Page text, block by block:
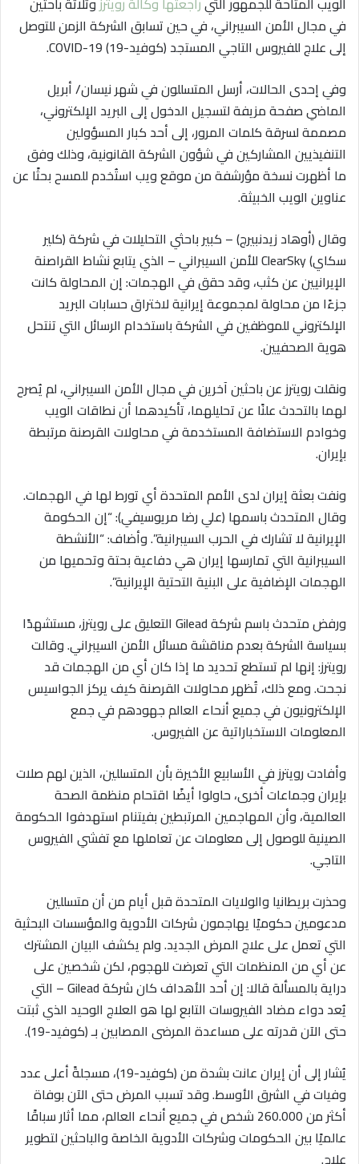
في مجال الأمن السيبراني، في حين تسابق الشركة الزمن للتوصل
إلى علاج للفيروس التاجي المستجد (كوفيد-19) COVID-19.
وفي إحدى الحالات، أرسل المتسللون في شهر نيسان/ أبريل
الماضي صفحة مزيفة لتسجيل الدخول إلى البريد الإلكتروني،
مصممة لسرقة كلمات المرور، إلى أحد كبار المسؤولين
التنفيذيين المشاركين في شؤون الشركة القانونية، وذلك وفق
ما أظهرت نسخة مؤرشفة من موقع ويب استُخدم للمسح بحثًا عن
عناوين الويب الخبيثة.
وقال (أوهاد زيدنبيرج) – كبير باحثي التحليلات في شركة (كلير
سكاي) ClearSky للأمن السيبراني – الذي يتابع نشاط القراصنة
الإيرانيين عن كثب، وقد حقق في الهجمات: إن المحاولة كانت
جزءًا من محاولة لمجموعة إيرانية لاختراق حسابات البريد
الإلكتروني للموظفين في الشركة باستخدام الرسائل التي تنتحل
هوية الصحفيين.
ونقلت رويترز عن باحثين آخرين في مجال الأمن السيبراني، لم يُصرح
لهما بالتحدث علنًا عن تحليلهما، تأكيدهما أن نطاقات الويب
وخوادم الاستضافة المستخدمة في محاولات القرصنة مرتبطة
بإيران.
ونفت بعثة إيران لدى الأمم المتحدة أي تورط لها في الهجمات.
وقال المتحدث باسمها (علي رضا مريوسيفي): “إن الحكومة
الإيرانية لا تشارك في الحرب السيبرانية”. وأضاف: “الأنشطة
السيبرانية التي تمارسها إيران هي دفاعية بحتة وتحميها من
الهجمات الإضافية على البنية التحتية الإيرانية”.
ورفض متحدث باسم شركة Gilead التعليق على رويترز، مستشهدًا
بسياسة الشركة بعدم مناقشة مسائل الأمن السيبراني. وقالت
رويترز: إنها لم تستطع تحديد ما إذا كان أي من الهجمات قد
نجحت. ومع ذلك، تُظهر محاولات القرصنة كيف يركز الجواسيس
الإلكترونيون في جميع أنحاء العالم جهودهم في جمع
المعلومات الاستخباراتية عن الفيروس.
وأفادت رويترز في الأسابيع الأخيرة بأن المتسللين، الذين لهم صلات
بإيران وجماعات أخرى، حاولوا أيضًا اقتحام منظمة الصحة
العالمية، وأن المهاجمين المرتبطين بفيتنام استهدفوا الحكومة
الصينية للوصول إلى معلومات عن تعاملها مع تفشي الفيروس
التاجي.
وحذرت بريطانيا والولايات المتحدة قبل أيام من أن متسللين
مدعومين حكوميًا يهاجمون شركات الأدوية والمؤسسات البحثية
التي تعمل على علاج المرض الجديد. ولم يكشف البيان المشترك
عن أي من المنظمات التي تعرضت للهجوم، لكن شخصين على
دراية بالمسألة قالا: إن أحد الأهداف كان شركة Gilead – التي
يُعد دواء مضاد الفيروسات التابع لها هو العلاج الوحيد الذي ثبتت
حتى الآن قدرته على مساعدة المرضى المصابين بـ (كوفيد-19).
يُشار إلى أن إيران عانت بشدة من (كوفيد-19)، مسجلةً أعلى عدد
وفيات في الشرق الأوسط. وقد تسبب المرض حتى الآن بوفاة
أكثر من 260.000 شخص في جميع أنحاء العالم، مما أثار سباقًا
عالميًا بين الحكومات وشركات الأدوية الخاصة والباحثين لتطوير